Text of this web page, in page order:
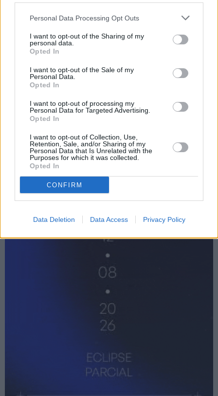
Personal Data Processing Opt Outs
I want to opt-out of the Sharing of my
personal data.
Opted In
I want to opt-out of the Sale of my
Personal Data.
Opted In
I want to opt-out of processing my
Personal Data for Targeted Advertising.
Opted In
I want to opt-out of Collection, Use,
Retention, Sale, and/or Sharing of my
Personal Data that Is Unrelated with the
Purposes for which it was collected.
Opted In
CONFIRM
Data Deletion Data Access Privacy Policy